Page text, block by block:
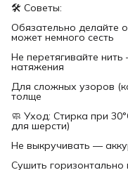
🛠 Советы:
Обязательно делайте
может немного сесть
Не перетягивайте
натяжения
Для сложных узоров
толще
🧼 Уход: Стирка при
для шерсти)
Не выкручивать —
Сушить